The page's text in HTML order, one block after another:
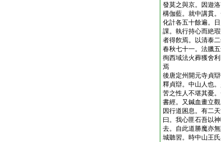
發莫之與京。因遊
構伽藍。就中講貫
化計各五十餘遍。
課。執行持心而絶
者得飮焉。以清泰
春秋七十一。法臘
徇西域法火葬獲舍
焉
後唐定州開元寺貞
釋貞辯。中山人也
苦之性人不堪其憂
書經。又鍼血畫立
因行道困息。有二
曰。我心匪石吾以
去。自此道勝魔亦
城聽習。時中山王